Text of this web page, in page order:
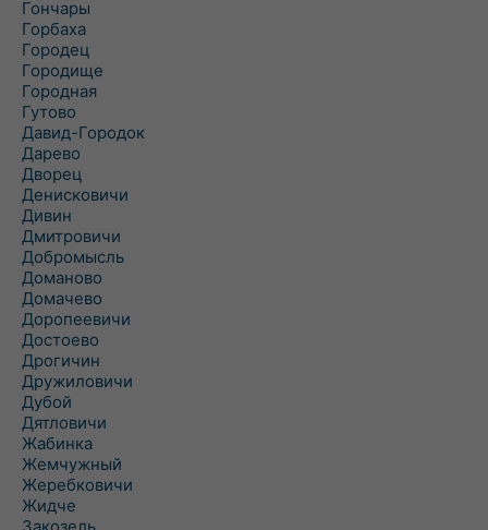
Гончары
Горбаха
Городец
Городище
Городная
Гутово
Давид-Городок
Дарево
Дворец
Денисковичи
Дивин
Дмитровичи
Добромысль
Доманово
Домачево
Доропеевичи
Достоево
Дрогичин
Дружиловичи
Дубой
Дятловичи
Жабинка
Жемчужный
Жеребковичи
Жидче